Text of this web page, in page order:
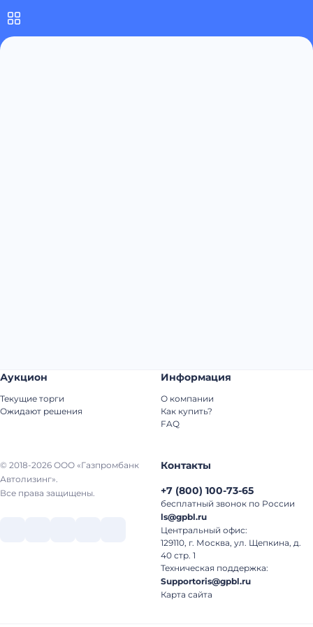
© 2018-2026 ООО «Газпромбанк
Автолизинг».
Все права защищены.
Аукцион
Текущие торги
Ожидают решения
Информация
О компании
Как купить?
FAQ
Контакты
+7 (800) 100-73-65
бесплатный звонок по России
ls@gpbl.ru
Центральный офис:
129110, г. Москва, ул. Щепкина, д.
40 стр. 1
Техническая поддержка:
Supportoris@gpbl.ru
Карта сайта